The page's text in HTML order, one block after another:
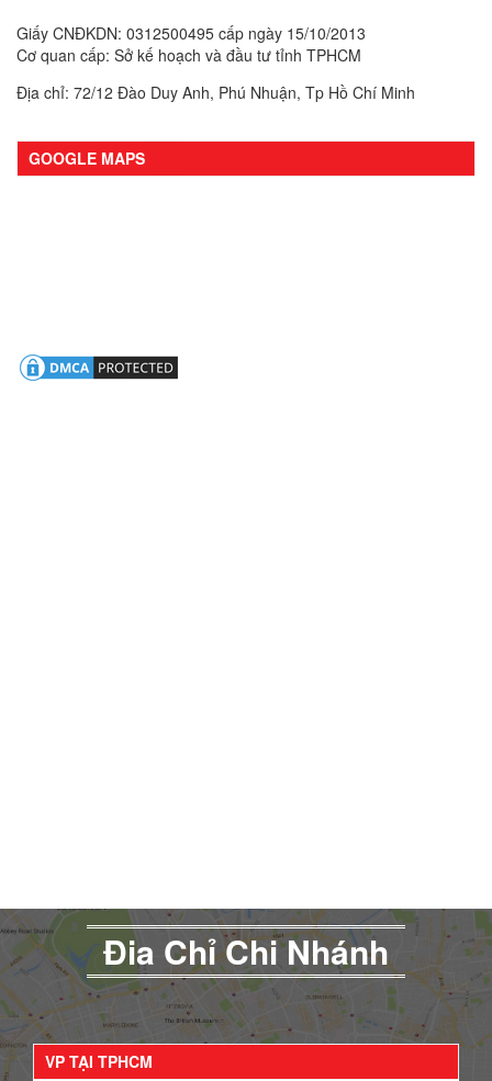
Giấy CNĐKDN: 0312500495 cấp ngày 15/10/2013
Cơ quan cấp: Sở kế hoạch và đầu tư tỉnh TPHCM
Địa chỉ: 72/12 Đào Duy Anh, Phú Nhuận, Tp Hồ Chí Minh
GOOGLE MAPS
Đia Chỉ Chi Nhánh
VP TẠI TPHCM